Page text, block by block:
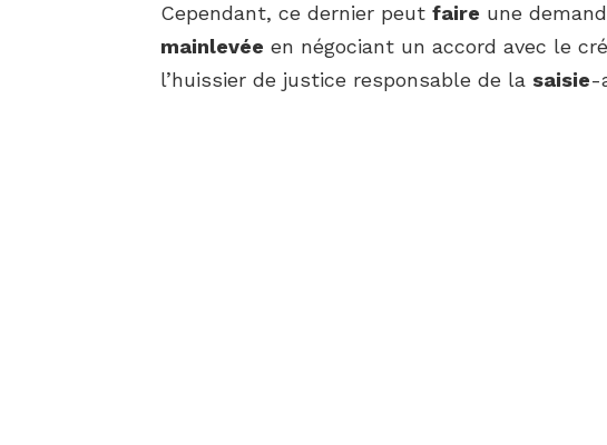
Cependant, ce dernier peut faire une
mainlevée en négociant un accord avec le
l’huissier de justice responsable de la saisie-